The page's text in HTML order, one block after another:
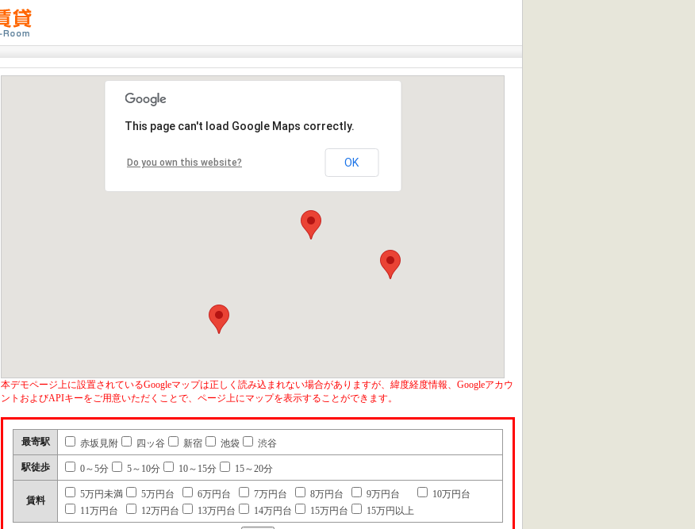
This page can't load Google Maps correctly.
Do you own this website? OK
本デモページ上に設置されているGoogleマップは正しく読み込まれない場合がありますが、緯度経度情報、Googleアカウ
ントおよびAPIキーをご用意いただくことで、ページ上にマップを表示することができます。
最寄駅 赤坂見附 四ッ谷 新宿 池袋 渋谷
駅徒歩 0～5分 5～10分 10～15分 15～20分
賃料
5万円未満 5万円台 6万円台 7万円台 8万円台 9万円台
10万円台
11万円台
12万円台 13万円台 14万円台 15万円台 15万円以上